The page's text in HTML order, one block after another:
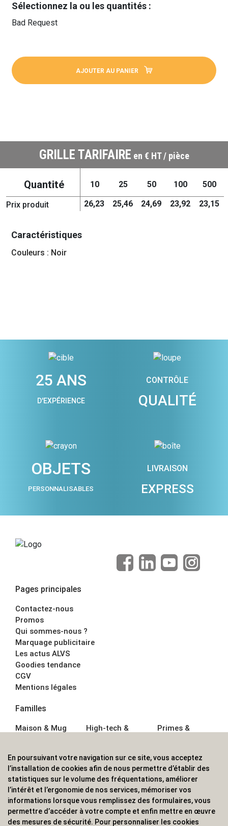
Sélectionnez la ou les quantités :
Bad Request
AJOUTER AU PANIER
GRILLE TARIFAIRE en € HT / pièce
Quantité 10 25 50 100 500
Prix produit 26,23 25,46 24,69 23,92 23,15
Caractéristiques
Couleurs : Noir
25 ANS
D'EXPÉRIENCE
CONTRÔLE
QUALITÉ
OBJETS
PERSONNALISABLES
LIVRAISON
EXPRESS
Pages principales
Contactez-nous
Promos
Qui sommes-nous ?
Marquage publicitaire
Les actus ALVS
Goodies tendance
CGV
Mentions légales
Familles
Maison & Mug
Écriture
Bagagerie sacs
High-tech &
Sport &
Outdoor
Enfant
Primes &
Boisson
Textile &
Casquette
Accessoires de
bureau
ALVS, fournisseur d'objets publicitaires, pour les
En poursuivant votre navigation sur ce site, vous acceptez
l’installation de cookies afin de nous permettre d’établir des
statistiques sur le volume des fréquentations, améliorer
l’intérêt et l’ergonomie de nos services, mémoriser vos
informations lorsque vous remplissez des formulaires, vous
permettre d’accéder à votre compte et enfin mettre en œuvre
des mesures de sécurité. Pour personnaliser les cookies